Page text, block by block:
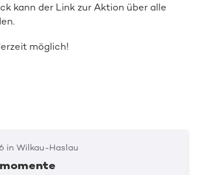
kann der Link zur Aktion über alle
möglich!
in Wilkau-Haslau